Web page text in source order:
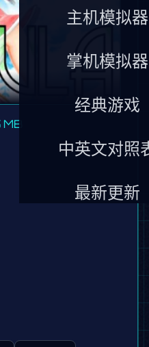
主机模拟器
掌机模拟器
经典游戏
中英文对照
最新更新